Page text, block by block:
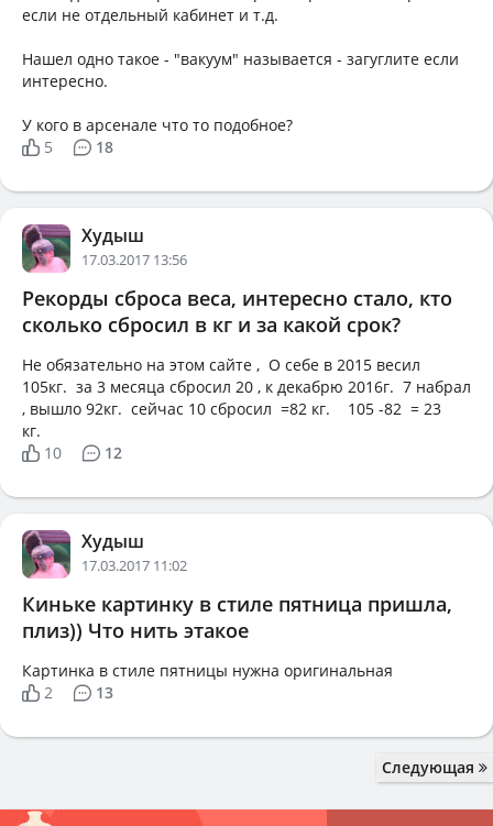
если не отдельный кабинет и т.д.
Нашел одно такое - "вакуум" называется - загуглите если
интересно.
У кого в арсенале что то подобное?
5
18
Худыш
17.03.2017 13:56
Рекорды сброса веса, интересно стало, кто
сколько сбросил в кг и за какой срок?
Не обязательно на этом сайте , О себе в 2015 весил
105кг. за 3 месяца сбросил 20 , к декабрю 2016г. 7 набрал
, вышло 92кг. сейчас 10 сбросил =82 кг. 105 -82 = 23
кг.
10
12
Худыш
17.03.2017 11:02
Киньке картинку в стиле пятница пришла,
плиз)) Что нить этакое
Картинка в стиле пятницы нужна оригинальная
2
13
Следующая